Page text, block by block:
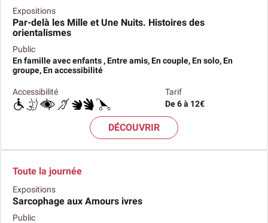
Expositions
Par-delà les Mille et Une Nuits. Histoires des
orientalismes
Public
En famille avec enfants , Entre amis, En couple, En solo, En
groupe, En accessibilité
Tarif
De 6 à 12€
Accessibilité
DÉCOUVRIR
Toute la journée
Expositions
Sarcophage aux Amours ivres
Public